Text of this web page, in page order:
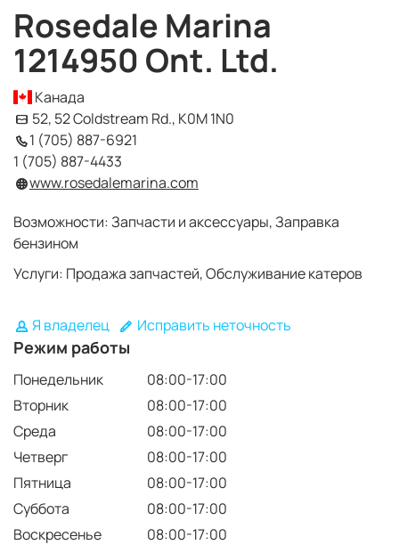
Rosedale Marina
1214950 Ont. Ltd.
Канада
52, 52 Coldstream Rd., K0M 1N0
1 (705) 887-6921
1 (705) 887-4433
www.rosedalemarina.com
Возможности: Запчасти и аксессуары, Заправка
бензином
Услуги: Продажа запчастей, Обслуживание катеров
Я владелец Исправить неточность
Режим работы
Понедельник
08:00-17:00
Вторник
08:00-17:00
Среда
08:00-17:00
Четверг
08:00-17:00
Пятница
08:00-17:00
Суббота
08:00-17:00
Воскресенье
08:00-17:00